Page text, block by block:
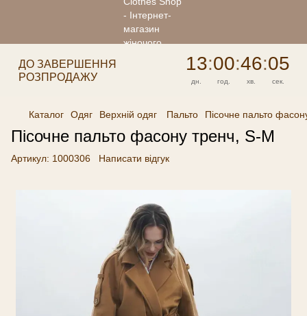
ДО ЗАВЕРШЕННЯ
РОЗПРОДАЖУ
13:00:46:05
дн. год. хв. сек.
Каталог Одяг Верхній одяг Пальто Пісочне пальто
Пісочне пальто фасону тренч, S-M
Артикул: 1000306 Написати відгук